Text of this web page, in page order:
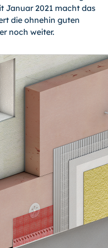
Januar 2021 macht das
die ohnehin guten
noch weiter.